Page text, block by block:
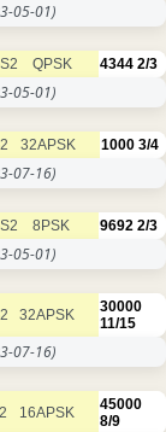
05-01)
QPSK 4344 2/3
05-01)
32APSK 1000 3/4
07-16)
8PSK 9692 2/3
05-01)
32APSK
30000
11/15
07-16)
16APSK
45000
8/9